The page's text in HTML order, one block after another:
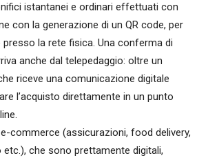
istantanei e ordinari effettuati con
con la generazione di un QR code, per
la rete fisica. Una conferma di
anche dal telepedaggio: oltre un
riceve una comunicazione digitale
l’acquisto direttamente in un punto
commerce (assicurazioni, food delivery,
che sono prettamente digitali,